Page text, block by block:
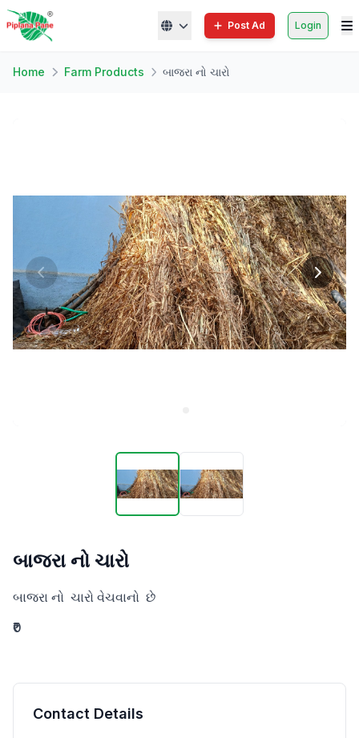
Post Ad Login
Home Farm Products બાજરા નો ચારો
બાજરા નો ચારો
બાજરા નો  ચારો વેચવાનો  છે
₹0
Contact Details